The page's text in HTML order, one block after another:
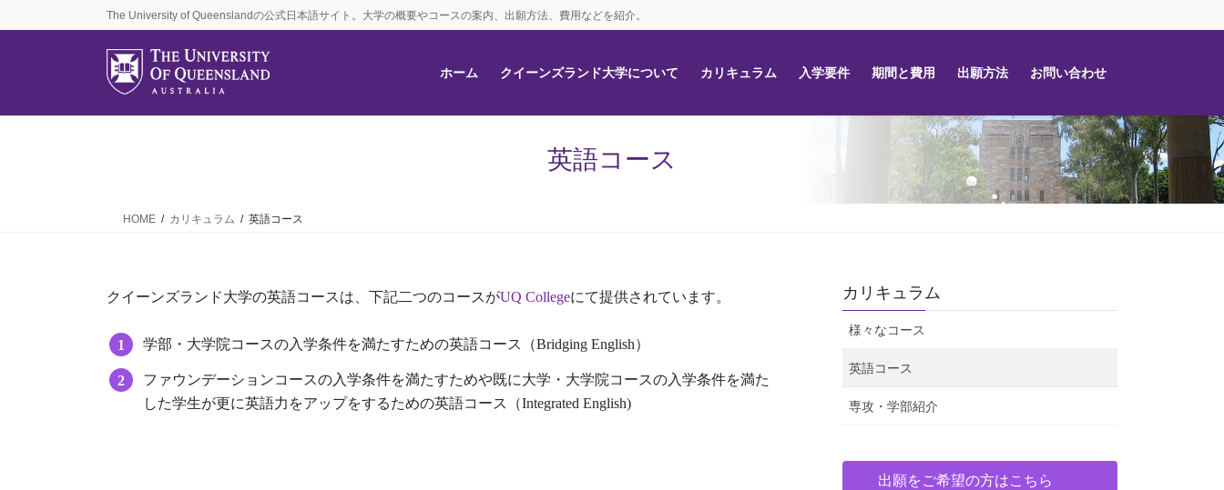
ン
に
ビ
ョ
The University of Queenslandの公式日本語サイト。大学の概要やコースの案内、出願方法、費用などを紹介。
ホーム クイーンズランド大学について カリキュラム 入学要件 期間と費用 出願方法 お問い合わせ
英語コース
HOME カリキュラム 英語コース
クイーンズランド大学の英語コースは、下記二つのコースがUQ Collegeにて提供されています。
学部・大学院コースの入学条件を満たすための英語コース（Bridging English）
ファウンデーションコースの入学条件を満たすためや既に大学・大学院コースの入学条件を満た
した学生が更に英語力をアップをするための英語コース（Integrated English)
カリキュラム
様々なコース
英語コース
専攻・学部紹介
出願をご希望の方はこちら